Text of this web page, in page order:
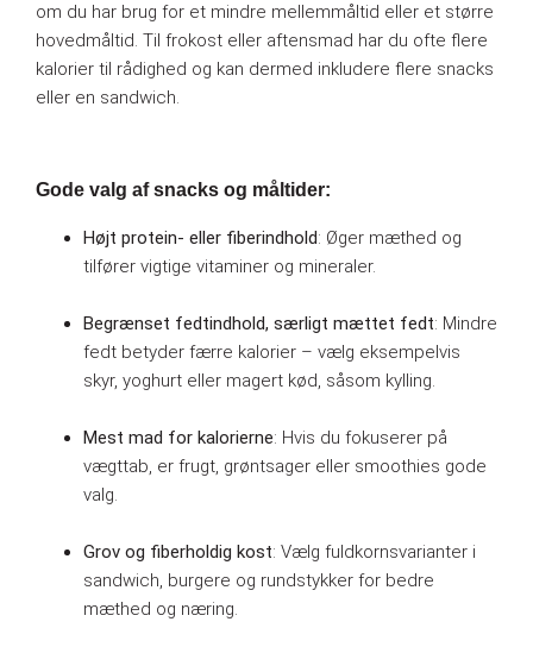
om du har brug for et mindre mellemmåltid eller et større
hovedmåltid. Til frokost eller aftensmad har du ofte flere
kalorier til rådighed og kan dermed inkludere flere snacks
eller en sandwich.
Gode valg af snacks og måltider:
Højt protein- eller fiberindhold: Øger mæthed og
tilfører vigtige vitaminer og mineraler.
Begrænset fedtindhold, særligt mættet fedt: Mindre
fedt betyder færre kalorier – vælg eksempelvis
skyr, yoghurt eller magert kød, såsom kylling.
Mest mad for kalorierne: Hvis du fokuserer på
vægttab, er frugt, grøntsager eller smoothies gode
valg.
Grov og fiberholdig kost: Vælg fuldkornsvarianter i
sandwich, burgere og rundstykker for bedre
mæthed og næring.